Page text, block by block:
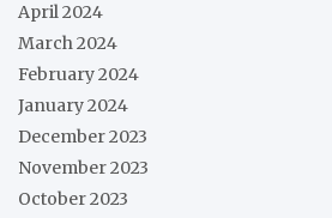
April 2024
March 2024
February 2024
January 2024
December 2023
November 2023
October 2023